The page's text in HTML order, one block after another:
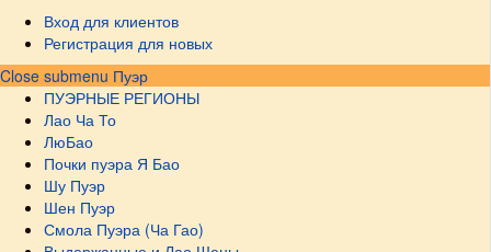
Вход для клиентов
Регистрация для новых
Close submenu Пуэр
ПУЭРНЫЕ РЕГИОНЫ
Лао Ча То
ЛюБао
Почки пуэра Я Бао
Шу Пуэр
Шен Пуэр
Смола Пуэра (Ча Гао)